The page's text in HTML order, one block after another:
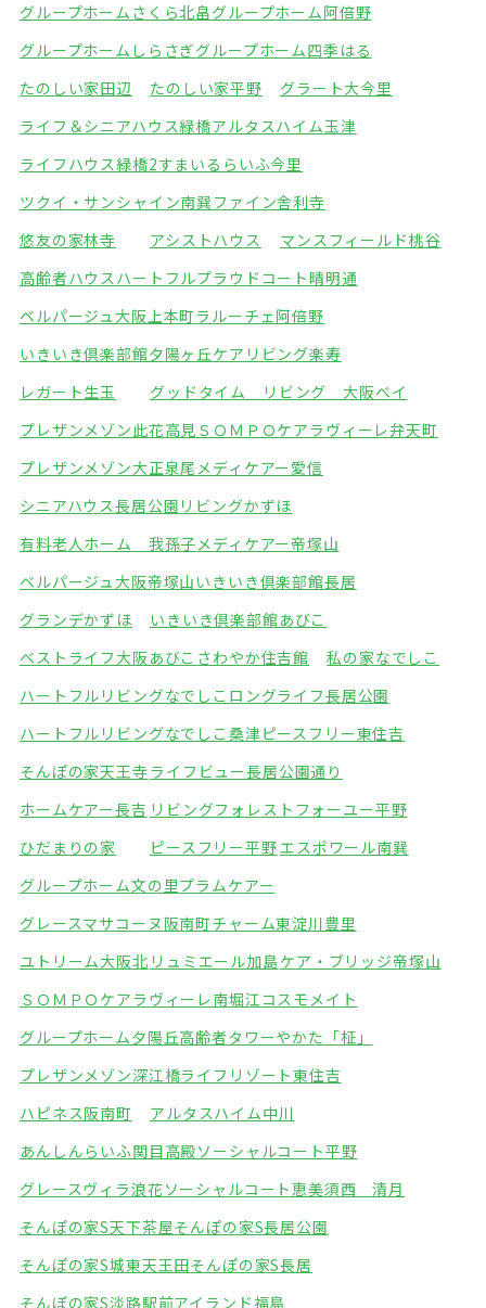
グループホームさくら北畠グループホーム阿倍野
グループホームしらさぎグループホーム四季はる
たのしい家田辺
たのしい家平野
グラート大今里
ライフ＆シニアハウス緑橋アルタスハイム玉津
ライフハウス緑橋2すまいるらいふ今里
ツクイ・サンシャイン南巽ファイン舎利寺
悠友の家林寺
アシストハウス
マンスフィールド桃谷
高齢者ハウスハートフルプラウドコート晴明通
ベルパージュ大阪上本町ラルーチェ阿倍野
いきいき倶楽部館夕陽ヶ丘ケアリビング楽寿
レガート生玉
グッドタイム リビング 大阪ベイ
プレザンメゾン此花高見 ＳＯＭＰＯケアラヴィーレ弁天町
プレザンメゾン大正泉尾 メディケアー愛信
シニアハウス長居公園 リビングかずほ
有料老人ホーム 我孫子メディケアー帝塚山
ベルパージュ大阪帝塚山いきいき倶楽部館長居
グランデかずほ
いきいき倶楽部館あびこ
ベストライフ大阪あびこ さわやか住吉館
私の家なでしこ
ハートフルリビングなでしこ ロングライフ長居公園
ハートフルリビングなでしこ桑津ピースフリー東住吉
そんぽの家天王寺ライフビュー長居公園通り
ホームケアー長吉 リビングフォレスト フォーユー平野
ひだまりの家
ピースフリー平野エスポワール南巽
グループホーム文の里プラムケアー
グレースマサコーヌ阪南町チャーム東淀川豊里
ユトリーム大阪北 リュミエール加島ケア・ブリッジ帝塚山
ＳＯＭＰＯケアラヴィーレ南堀江コスモメイト
グループホーム夕陽丘高齢者タワーやかた「柾」
プレザンメゾン深江橋ライフリゾート東住吉
ハピネス阪南町
アルタスハイム中川
あんしんらいふ関目高殿ソーシャルコート平野
グレースヴィラ浪花ソーシャルコート恵美須西 清月
そんぽの家S天下茶屋そんぽの家S長居公園
そんぽの家S城東天王田そんぽの家S長居
そんぽの家S淡路駅前アイランド福島